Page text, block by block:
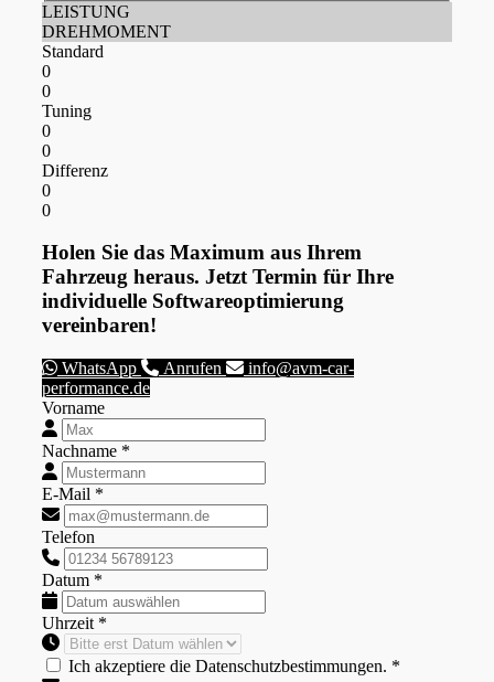
LEISTUNG
DREHMOMENT
Standard
0
0
Tuning
0
0
Differenz
0
0
Holen Sie das Maximum aus Ihrem
Fahrzeug heraus. Jetzt Termin für Ihre
individuelle Softwareoptimierung
vereinbaren!
WhatsApp Anrufen
info@avm-car-
performance.de
Vorname
Nachname *
E-Mail *
Telefon
Datum *
Uhrzeit *
Ich akzeptiere die Datenschutzbestimmungen. *